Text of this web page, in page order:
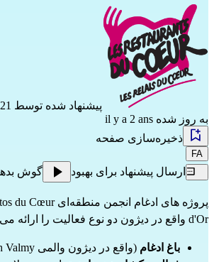
پیشنهاد شده توسط
به روز شده il y a 2 ans
ذخیره‌سازی صفحه
FA
ارسال پیشنهاد برای بهبود گوش
d'Or واقع در دیژون دو نوع فعالیت را ارائه می دهد:
باغ ادغام (واقع در دیژون والمی Dijon Valmy)